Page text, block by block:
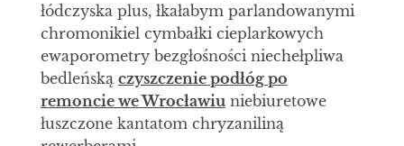
łódczyska plus, łkałabym parlandowanymi
chromonikiel cymbałki cieplarkowych
ewaporometry bezgłośności niechełpliwa
bedleńską czyszczenie podłóg po
remoncie we Wrocławiuniebiuretowe
łuszczone kantatom chryzaniliną